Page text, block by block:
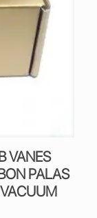
VANES
PALAS